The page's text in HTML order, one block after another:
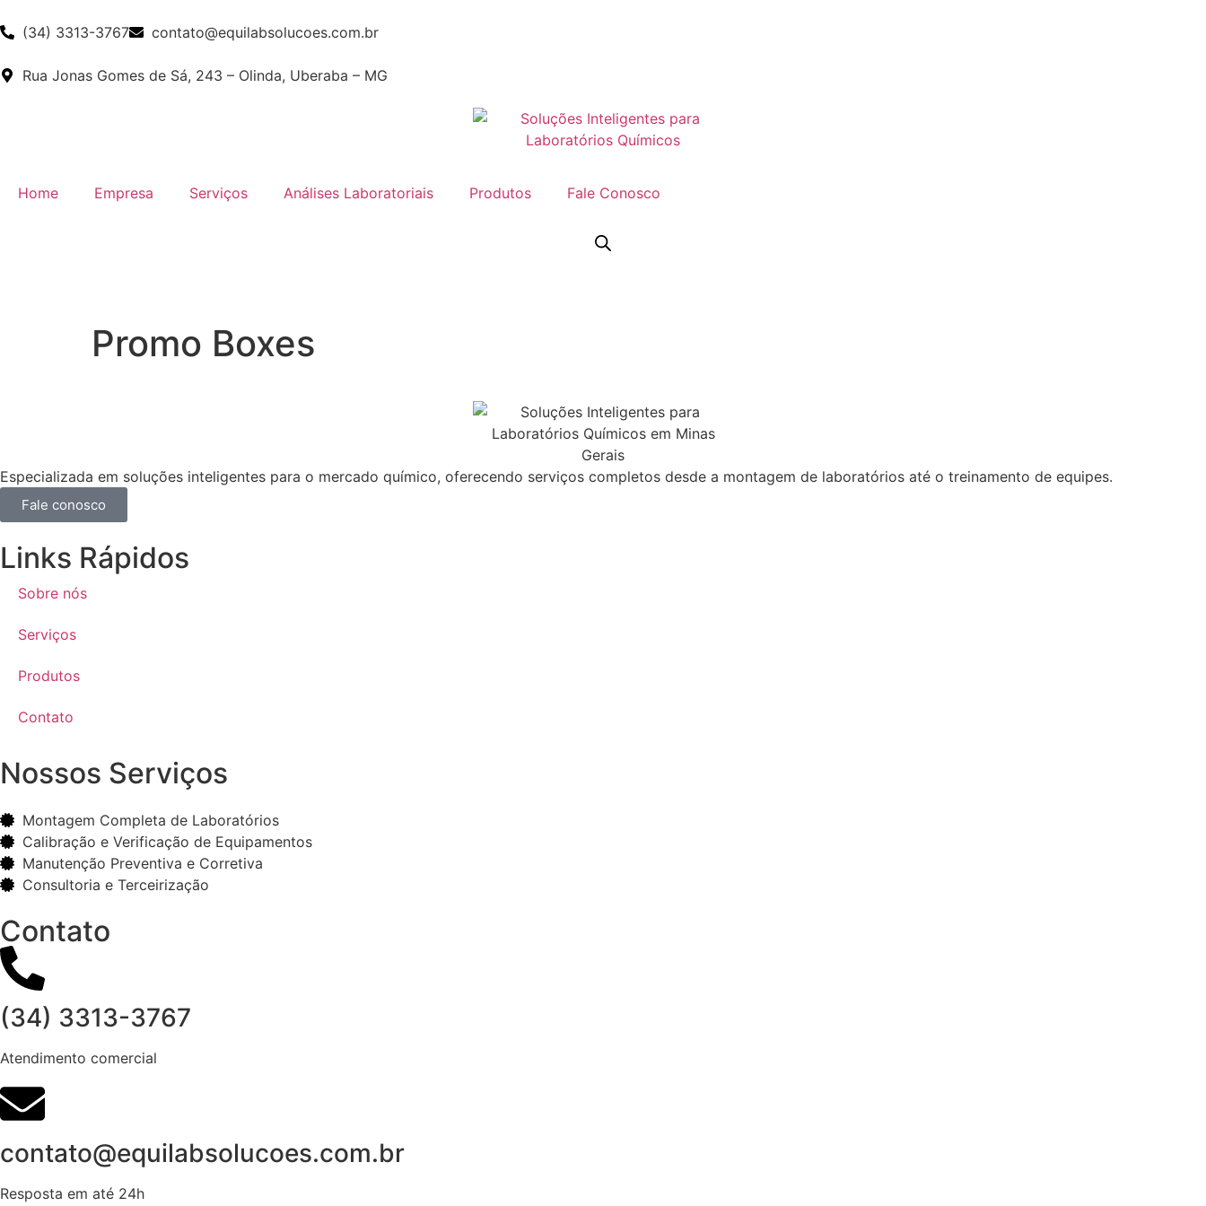
(34) 3313-3767 contato@equilabsolucoes.com.br
Rua Jonas Gomes de Sá, 243 – Olinda, Uberaba – MG
Home Empresa Serviços Análises Laboratoriais Produtos Fale Conosco
Promo Boxes
Especializada em soluções inteligentes para o mercado químico, oferecendo serviços completos desde a montagem de laboratórios até o treinamento de equipes.
Fale conosco
Links Rápidos
Sobre nós
Serviços
Produtos
Contato
Nossos Serviços
Montagem Completa de Laboratórios
Calibração e Verificação de Equipamentos
Manutenção Preventiva e Corretiva
Consultoria e Terceirização
Contato
(34) 3313-3767
Atendimento comercial
contato@equilabsolucoes.com.br
Resposta em até 24h